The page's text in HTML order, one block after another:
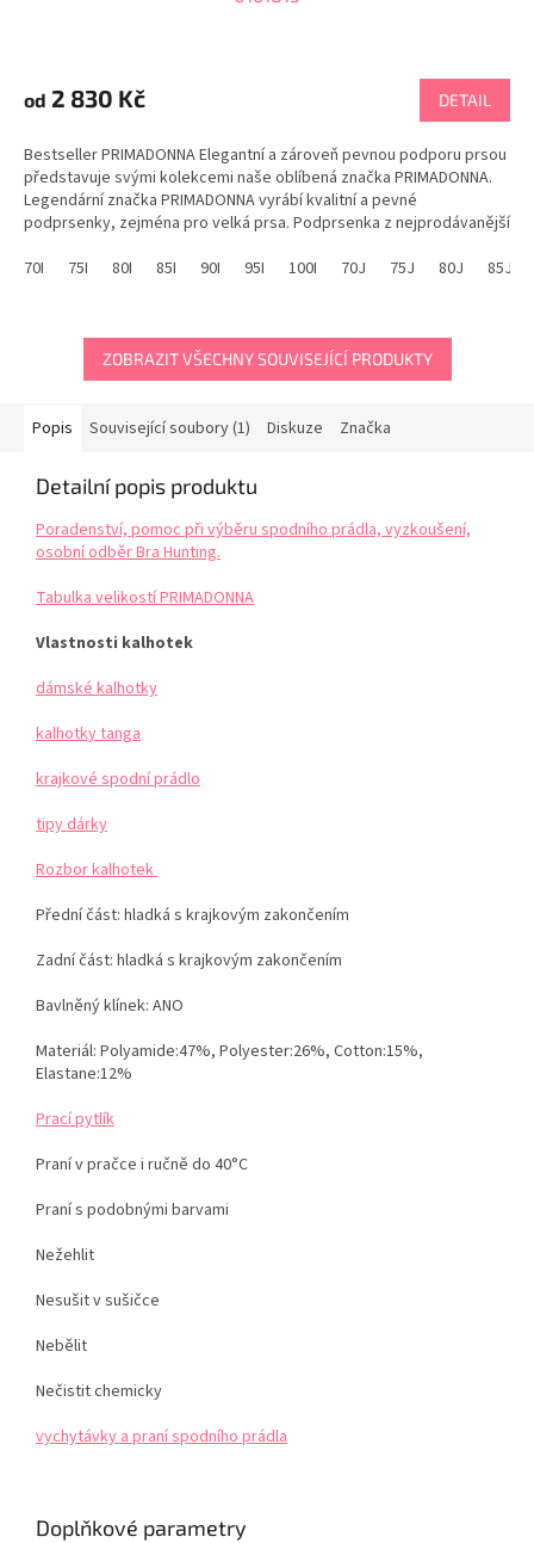
produktu
je
z
5
hvězdiček.
od 2 830 Kč DETAIL
Bestseller PRIMADONNA Elegantní a zároveň pevnou podporu prsou
představuje svými kolekcemi naše oblíbená značka PRIMADONNA.
Legendární značka PRIMADONNA vyrábí kvalitní a pevné
podprsenky, zejména pro velká prsa. Podprsenka z nejprodávanější
70I
75I 80I 85I 90I 95I 100I 70J 75J 80J 85J
ZOBRAZIT VŠECHNY SOUVISEJÍCÍ PRODUKTY
Popis Související soubory (1) Diskuze Značka
Detailní popis produktu
Poradenství, pomoc při výběru spodního prádla, vyzkoušení,
osobní odběr Bra Hunting.
Tabulka velikostí PRIMADONNA
Vlastnosti kalhotek
dámské kalhotky
kalhotky tanga
krajkové spodní prádlo
tipy dárky
Rozbor kalhotek
Přední část: hladká s krajkovým zakončením
Zadní část: hladká s krajkovým zakončením
Bavlněný klínek: ANO
Materiál: Polyamide:47%, Polyester:26%, Cotton:15%,
Elastane:12%
Prací pytlík
Praní v pračce i ručně do 40°C
Praní s podobnými barvami
Nežehlit
Nesušit v sušičce
Nebělit
Nečistit chemicky
vychytávky a praní spodního prádla
Doplňkové parametry